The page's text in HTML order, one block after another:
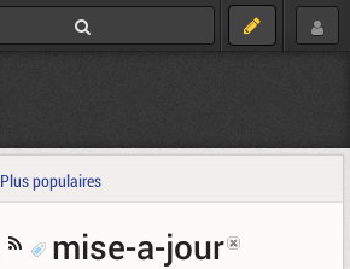
Plus populaires
mise-a-jour